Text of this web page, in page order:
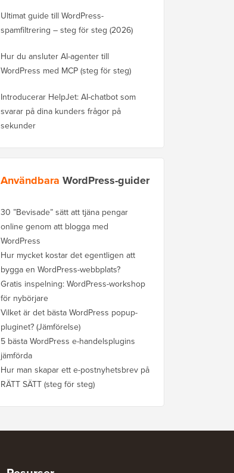
Ultimat guide till WordPress-
spamfiltrering – steg för steg (2026)
Hur du ansluter AI-agenter till
WordPress med MCP (steg för steg)
Introducerar HelpJet: AI-chatbot som
svarar på dina kunders frågor på
sekunder
Användbara WordPress-guider
30 ”Bevisade” sätt att tjäna pengar
online genom att blogga med
WordPress
Hur mycket kostar det egentligen att
bygga en WordPress-webbplats?
Gratis inspelning: WordPress-workshop
för nybörjare
Vilket är det bästa WordPress popup-
pluginet? (Jämförelse)
5 bästa WordPress e-handelsplugins
jämförda
Hur man skapar ett e-postnyhetsbrev på
RÄTT SÄTT (steg för steg)